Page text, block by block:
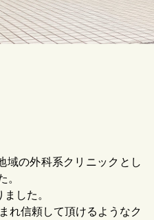
域の外科系クリニックとし
。
した。
れ信頼して頂けるようなク